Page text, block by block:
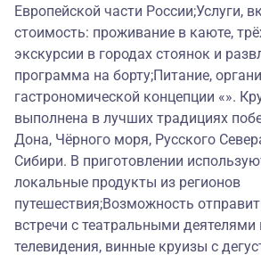
Европейской части России;Услуги,
стоимость: проживание в каюте,
экскурсии в городах стоянок и
программа на борту;Питание,
гастрономической концепции «».
выполнена в лучших традициях
Дона, Чёрного моря, Русского
Сибири. В приготовлении
локальные продукты из регионов
путешествия;Возможность
встречи с театральными деятелями
телевидения, винные круизы с